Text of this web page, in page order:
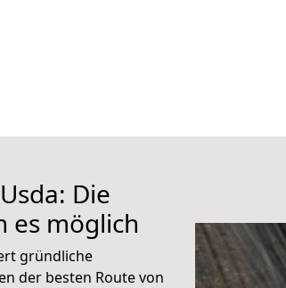
Die
es möglich
gründliche
der besten Route von